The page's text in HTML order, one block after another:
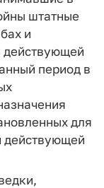
штатные
и
действующей
период в
для
действующей